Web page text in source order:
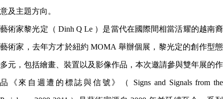
意及主題方向。
藝術家黎光定（ Dinh Q Le ）是當代在國際間相當活耀的越南裔
藝術家，去年方才於紐約 MOMA 舉辦個展，黎光定的創作型態
多元，包括繪畫、裝置以及影像作品，本次邀請參與雙年展的作
品《來自週遭的標誌與信號》（ Signs and Signals from the